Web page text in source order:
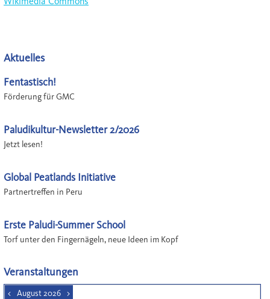
Aktuelles
Fentastisch!
Förderung für GMC
Paludikultur-Newsletter 2/2026
Jetzt lesen!
Global Peatlands Initiative
Partnertreffen in Peru
Erste Paludi-Summer School
Torf unter den Fingernägeln, neue Ideen im Kopf
Veranstaltungen
< August 2026 >